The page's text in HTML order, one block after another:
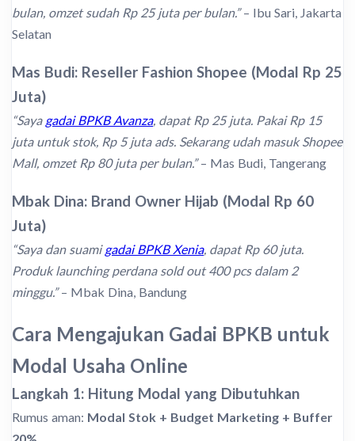
bulan, omzet sudah Rp 25 juta per bulan.”– Ibu Sari, Jakarta
Selatan
Mas Budi: Reseller Fashion Shopee (Modal Rp 25
Juta)
“Saya gadai BPKB Avanza, dapat Rp 25 juta. Pakai Rp 15
juta untuk stok, Rp 5 juta ads. Sekarang udah masuk Shopee
Mall, omzet Rp 80 juta per bulan.”– Mas Budi, Tangerang
Mbak Dina: Brand Owner Hijab (Modal Rp 60
Juta)
“Saya dan suamigadai BPKB Xenia, dapat Rp 60 juta.
Produk launching perdana sold out 400 pcs dalam 2
minggu.”– Mbak Dina, Bandung
Cara Mengajukan Gadai BPKB untuk
Modal Usaha Online
Langkah 1: Hitung Modal yang Dibutuhkan
Rumus aman: Modal Stok + Budget Marketing + Buffer